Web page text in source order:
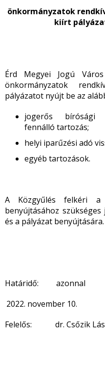
önkormányzatok
kiírt
Érd Megyei Jogú
önkormányzatok
pályázatot nyújt be az
jogerős bírósági
fennálló tartozás;
helyi iparűzési adó
egyéb tartozások.
A Közgyűlés felkéri a
benyújtásához
és a pályázat benyújtására.
Határidő: azonnal
november 10.
Felelős: dr. Csőzik